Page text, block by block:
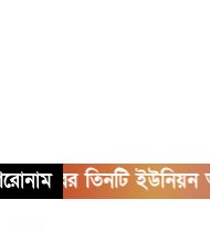
তিনটি ইউনিয়ন